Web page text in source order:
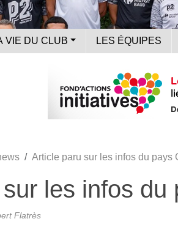
VIE DU CLUB LES ÉQUIPES
Article paru sur les infos du pays
les infos du
Flatrès